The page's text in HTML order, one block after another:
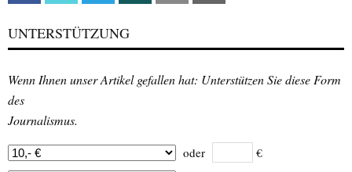
UNTERSTÜTZUNG
Wenn Ihnen unser Artikel gefallen hat: Unterstützen Sie diese Form
des
Journalismus.
oder €